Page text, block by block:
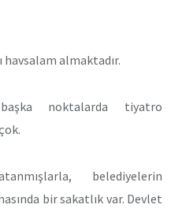
havsalam almaktadır.
noktalarda tiyatro
belediyelerin
bir sakatlık var. Devlet